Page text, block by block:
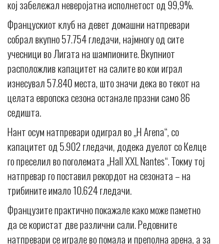
кој забележал неверојатна исполнетост од 99,9%.
Францускиот клуб на девет домашни натпревари
собрал вкупно 57.754 гледачи, најмногу од сите
учесници во Лигата на шампионите. Вкупниот
расположлив капацитет на салите во кои играл
изнесувал 57.840 места, што значи дека во текот на
целата европска сезона останале празни само 86
седишта.
Нант осум натпревари одиграл во „H Arena“, со
капацитет од 5.902 гледачи, додека дуелот со Келце
го преселил во поголемата „Hall XXL Nantes“. Токму тој
натпревар го поставил рекордот на сезоната – на
трибините имало 10.624 гледачи.
Французите практично покажале како може паметно
да се користат две различни сали. Редовните
натпревари се играле во помала и преполна арена, а за